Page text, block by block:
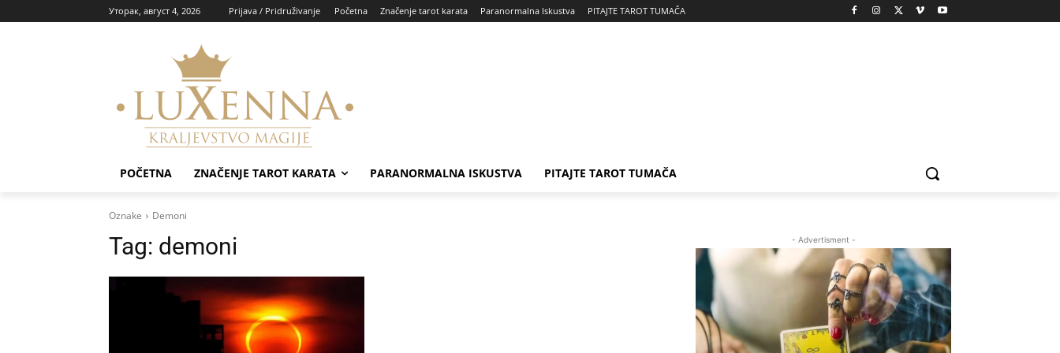
Уторак, август 4, 2026 Prijava / Pridruživanje Početna Značenje tarot karata Paranormalna Iskustva PITAJTE TAROT TUMAČA
POČETNA ZNAČENJE TAROT KARATA PARANORMALNA ISKUSTVA PITAJTE TAROT TUMAČA
Oznake Demoni
Tag: demoni - Advertisment -